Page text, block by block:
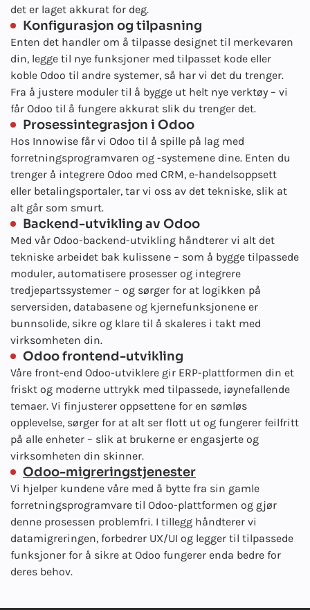
det er laget akkurat for deg.
Konfigurasjon og tilpasning
Enten det handler om å tilpasse designet til merkevaren
din, legge til nye funksjoner med tilpasset kode eller
koble Odoo til andre systemer, så har vi det du trenger.
Fra å justere moduler til å bygge ut helt nye verktøy – vi
får Odoo til å fungere akkurat slik du trenger det.
Prosessintegrasjon i Odoo
Hos Innowise får vi Odoo til å spille på lag med
forretningsprogramvaren og -systemene dine. Enten du
trenger å integrere Odoo med CRM, e-handelsoppsett
eller betalingsportaler, tar vi oss av det tekniske, slik at
alt går som smurt.
Backend-utvikling av Odoo
Med vår Odoo-backend-utvikling håndterer vi alt det
tekniske arbeidet bak kulissene – som å bygge tilpassede
moduler, automatisere prosesser og integrere
tredjepartssystemer – og sørger for at logikken på
serversiden, databasene og kjernefunksjonene er
bunnsolide, sikre og klare til å skaleres i takt med
virksomheten din.
Odoo frontend-utvikling
Våre front-end Odoo-utviklere gir ERP-plattformen din et
friskt og moderne uttrykk med tilpassede, iøynefallende
temaer. Vi finjusterer oppsettene for en sømløs
opplevelse, sørger for at alt ser flott ut og fungerer feilfritt
på alle enheter – slik at brukerne er engasjerte og
virksomheten din skinner.
Odoo-migreringstjenester
Vi hjelper kundene våre med å bytte fra sin gamle
forretningsprogramvare til Odoo-plattformen og gjør
denne prosessen problemfri. I tillegg håndterer vi
datamigreringen, forbedrer UX/UI og legger til tilpassede
funksjoner for å sikre at Odoo fungerer enda bedre for
deres behov.